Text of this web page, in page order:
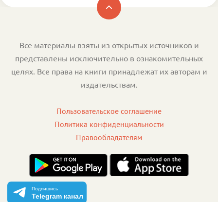
Все материалы взяты из открытых источников и
представлены исключительно в ознакомительных
целях. Все права на книги принадлежат их авторам и
издательствам.
Пользовательское соглашение
Политика конфиденциальности
Правообладателям
Подпишись
Telegram канал